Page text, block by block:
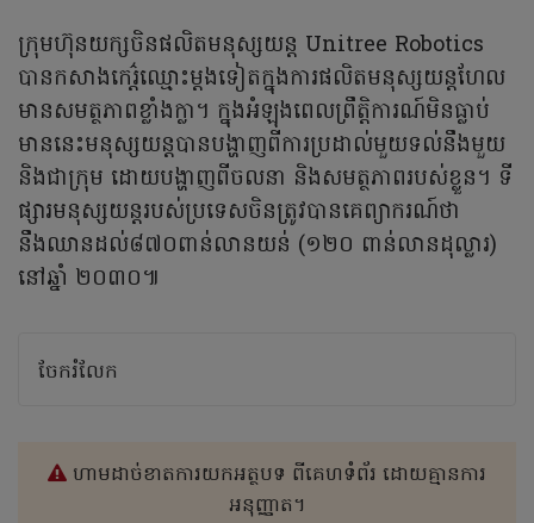
ក្រុមហ៊ុនយក្សចិនផលិតមនុស្សយន្ត Unitree Robotics
បានកសាងកេរ៌្តឈ្មោះម្តងទៀតក្នុងការផលិតមនុស្សយន្តហែល
មានសមត្ថភាពខ្លាំងក្លា។ ក្នុងអំឡុងពេលព្រឹត្តិការណ៍មិនធ្លាប់
មាននេះមនុស្សយន្តបានបង្ហាញពីការប្រដាល់មួយទល់នឹងមួយ
និងជាក្រុម ដោយបង្ហាញពីចលនា និងសមត្ថភាពរបស់ខ្លួន។ ទី
ផ្សារមនុស្សយន្តរបស់ប្រទេសចិនត្រូវបានគេព្យាករណ៍ថា
នឹងឈានដល់៨៧០ពាន់លានយន់ (១២០ ពាន់លានដុល្លារ)
នៅឆ្នាំ ២០៣០៕
ចែករំលែក
ហាមដាច់ខាតការយកអត្ថបទ ពីគេហទំព័រ ដោយគ្មានការ
អនុញ្ញាត។